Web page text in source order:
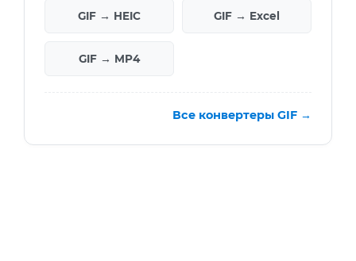
GIF → HEIC GIF → Excel
GIF → MP4
Все конвертеры GIF →